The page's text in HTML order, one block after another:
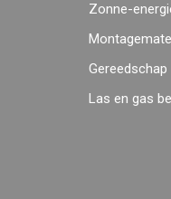
Zonne-
Gereedschap
Las en gas